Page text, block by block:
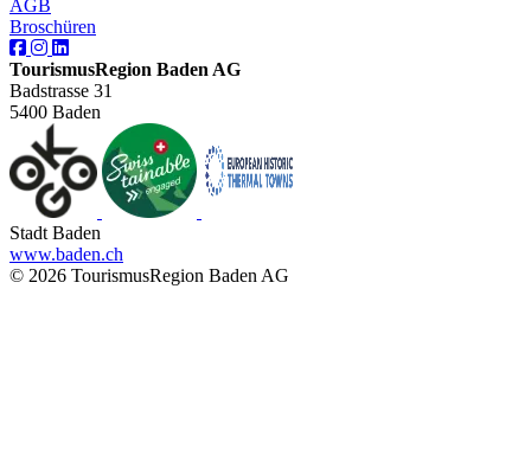
AGB
Broschüren
TourismusRegion Baden AG
Badstrasse 31
5400 Baden
Stadt Baden
www.baden.ch
© 2026 TourismusRegion Baden AG